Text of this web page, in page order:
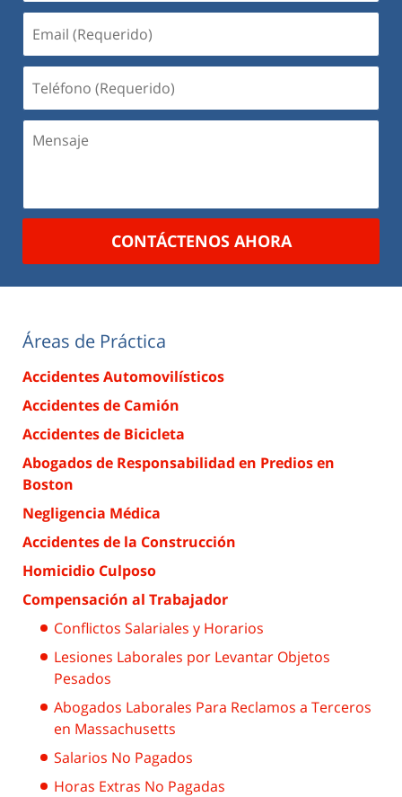
(Requerido)
(Requerido)
CONTÁCTENOS AHORA
Áreas de Práctica
Accidentes Automovilísticos
Accidentes de Camión
Accidentes de Bicicleta
Abogados de Responsabilidad en Predios en
Boston
Negligencia Médica
Accidentes de la Construcción
Homicidio Culposo
Compensación al Trabajador
Conflictos Salariales y Horarios
Lesiones Laborales por Levantar Objetos
Pesados
Abogados Laborales Para Reclamos a Terceros
en Massachusetts
Salarios No Pagados
Horas Extras No Pagadas